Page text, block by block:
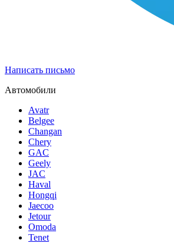
Написать письмо
Автомобили
Avatr
Belgee
Changan
Chery
GAC
Geely
JAC
Haval
Hongqi
Jaecoo
Jetour
Omoda
Tenet